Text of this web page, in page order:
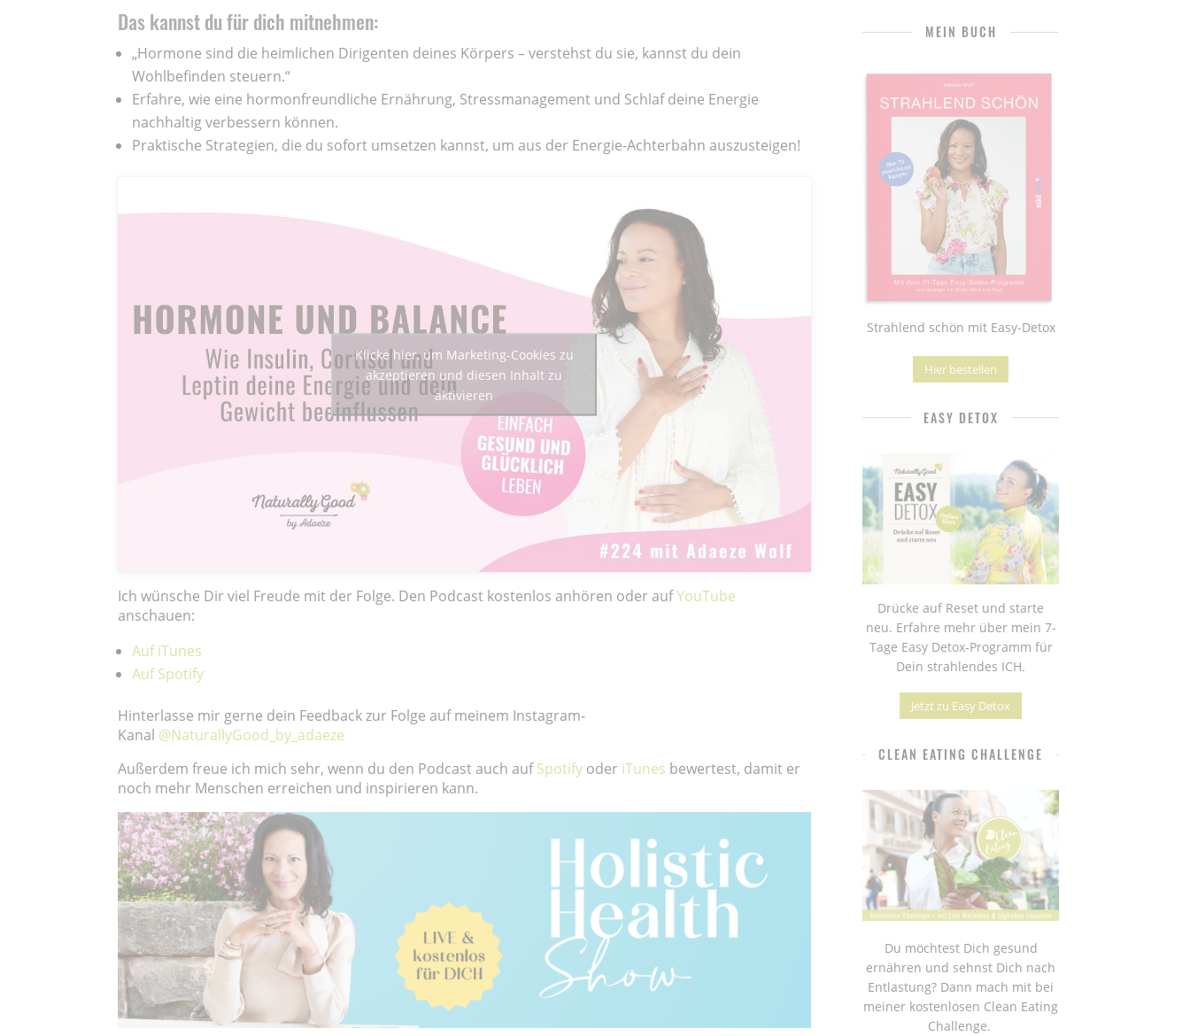
Das kannst du für dich mitnehmen:
„Hormone sind die heimlichen Dirigenten deines Körpers – verstehst du sie, kannst du dein
Wohlbefinden steuern.“
Erfahre, wie eine hormonfreundliche Ernährung, Stressmanagement und Schlaf deine Energie
nachhaltig verbessern können.
Praktische Strategien, die du sofort umsetzen kannst, um aus der Energie-Achterbahn auszusteigen!
Klicke hier, um Marketing-Cookies zu
akzeptieren und diesen Inhalt zu
aktivieren
Ich wünsche Dir viel Freude mit der Folge. Den Podcast kostenlos anhören oder aufYouTube
anschauen:
Auf iTunes
AufSpotify
Hinterlasse mir gerne dein Feedback zur Folge auf meinem Instagram-
Kanal @NaturallyGood_by_adaeze
Außerdem freue ich mich sehr, wenn du den Podcast auch aufSpotifyoder iTunes bewertest, damit er
noch mehr Menschen erreichen und inspirieren kann.
MEIN BUCH
Strahlend schön mit Easy-Detox
Hier bestellen
EASY DETOX
Drücke auf Reset und starte
neu. Erfahre mehr über mein 7-
Tage Easy Detox-Programm für
Dein strahlendes ICH.
Jetzt zu Easy Detox
CLEAN EATING CHALLENGE
Du möchtest Dich gesund
ernähren und sehnst Dich nach
Entlastung? Dann mach mit bei
meiner kostenlosen Clean Eating
Challenge.